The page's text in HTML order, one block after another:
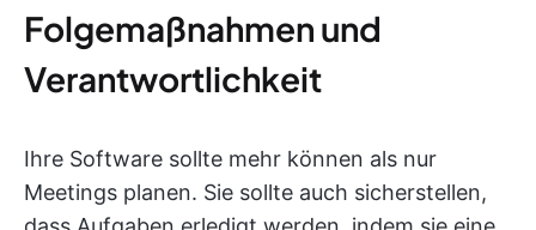
Folgemaßnahmen und
Verantwortlichkeit
Ihre Software sollte mehr können als nur
Meetings planen. Sie sollte auch sicherstellen,